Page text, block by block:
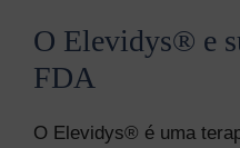
O Elevidys® e
FDA
O Elevidys® é uma